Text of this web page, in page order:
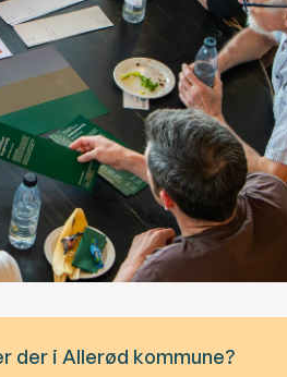
der i Allerød kommune?